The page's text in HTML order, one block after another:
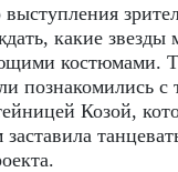
какие звезды
костюмами.
познакомились с
Козой,